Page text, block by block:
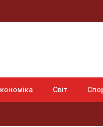
Світ